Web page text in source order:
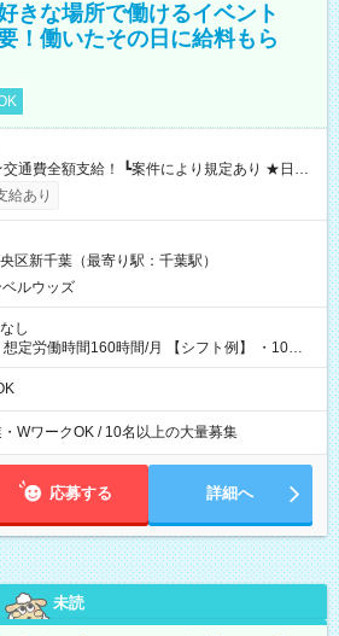
きな場所で働けるイベント
！働いたその日に給料もら
り） ┗働いたその日に現金GET♪ お仕事後はコ
分を引き落とせます！ 【試用期間】試
給あり
区新千葉（最寄り駅：千葉駅）
ルウッズ
し
間160時間/月 【シフト例】 ・10：
・WワークOK / 10名以上の大量募集
応募する 詳細へ
未読